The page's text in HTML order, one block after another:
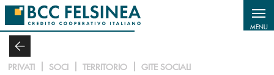
Salta al contenuto principale
MENU
PRIVATI SOCI TERRITORIO GITE SOCIALI